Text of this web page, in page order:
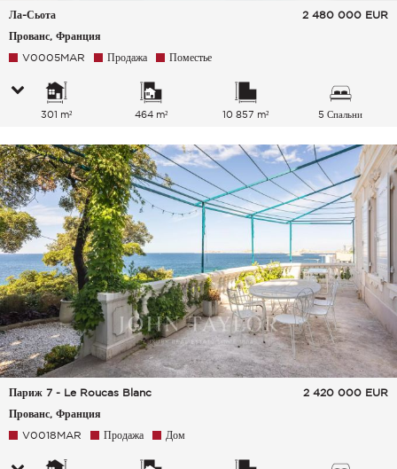
Ла-Сьота
Прованс, Франция
2 480 000 EUR
V0005MAR Продажа Поместье
301 m² 464 m² 10 857 m² 5 Спальни
Париж 7 - Le Roucas Blanc
Прованс, Франция
2 420 000 EUR
V0018MAR Продажа Дом